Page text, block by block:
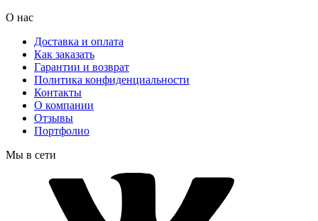
О нас
Доставка и оплата
Как заказать
Гарантии и возврат
Политика конфиденциальности
Контакты
О компании
Отзывы
Портфолио
Мы в сети